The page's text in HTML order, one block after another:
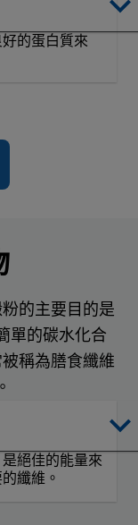
的蛋白質來
的主要目的是
單的碳水化合
稱為膳食纖維
絕佳的能量來
纖維。